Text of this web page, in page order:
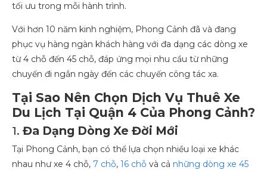
tối ưu trong mỗi hành trình.
Với hơn 10 năm kinh nghiệm, Phong Cảnh đã và đang
phục vụ hàng ngàn khách hàng với đa dạng các dòng xe
từ 4 chỗ đến 45 chỗ, đáp ứng mọi nhu cầu từ những
chuyến đi ngắn ngày đến các chuyến công tác xa.
Tại Sao Nên Chọn Dịch Vụ Thuê Xe
Du Lịch Tại Quận 4 Của Phong Cảnh?
1. Đa Dạng Dòng Xe Đời Mới
Tại Phong Cảnh, bạn có thể lựa chọn nhiều loại xe khác
nhau như xe 4 chỗ, 7 chỗ, 16 chỗ và cả những dòng xe 45